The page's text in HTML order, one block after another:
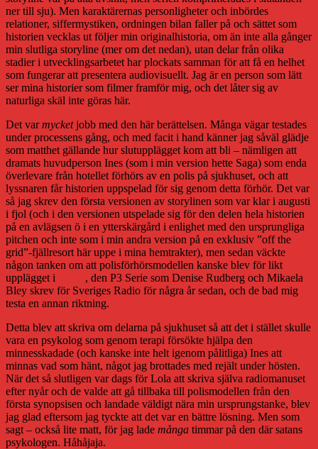
ner till sju). Men karaktärernas personligheter och inbördes
relationer, siffermystiken, ordningen bilan faller på och sättet som
historien vecklas ut följer min originalhistoria, om än inte alla gånger
min slutliga storyline (mer om det nedan), utan delar från olika
stadier i utvecklingsarbetet har plockats samman för att få en helhet
som fungerar att presentera audiovisuellt. Jag är en person som lätt
ser mina historier som filmer framför mig, och det låter sig av
naturliga skäl inte göras här.
Det varmycketjobb med den här berättelsen. Många vägar testades
under processens gång, och med facit i hand känner jag såväl glädje
som matthet gällande hur slutupplägget kom att bli – nämligen att
dramats huvudperson Ines (som i min version hette Saga) som enda
överlevare från hotellet förhörs av en polis på sjukhuset, och att
lyssnaren får historien uppspelad för sig genom detta förhör. Det var
så jag skrev den första versionen av storylinen som var klar i augusti
i fjol (och i den versionen utspelade sig för den delen hela historien
på en avlägsen ö i en ytterskärgård i enlighet med den ursprungliga
pitchen och inte som i min andra version på en exklusiv ”off the
grid”-fjällresort här uppe i mina hemtrakter), men sedan väckte
någon tanken om att polisförhörsmodellen kanske blev för likt
upplägget i
, den P3 Serie som Denise Rudberg och Mikaela
Bley skrev för Sveriges Radio för några år sedan, och de bad mig
testa en annan riktning.
Detta blev att skriva om delarna på sjukhuset så att det i stället skulle
vara en psykolog som genom terapi försökte hjälpa den
minnesskadade (och kanske inte helt igenom pålitliga) Ines att
minnas vad som hänt, något jag brottades med rejält under hösten.
När det så slutligen var dags för Lola att skriva själva radiomanuset
efter nyår och de valde att gå tillbaka till polismodellen från den
första synopsisen och landade väldigt nära min ursprungstanke, blev
jag glad eftersom jag tyckte att det var en bättre lösning. Men som
sagt – också lite matt, för jag lade många timmar på den där satans
psykologen. Håhåjaja.